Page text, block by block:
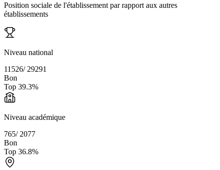
Position sociale de l'établissement par rapport aux autres
établissements
Niveau national
11526/ 29291
Bon
Top 39.3%
Niveau académique
765/ 2077
Bon
Top 36.8%